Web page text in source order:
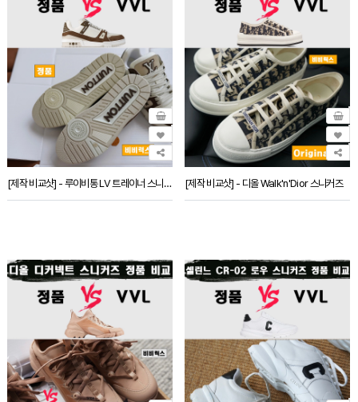
[제작 비교샷] - 루이비통 LV 트레이너 스니커즈 [제작 비교샷] - 디올 Walk'n'Dior 스니커즈